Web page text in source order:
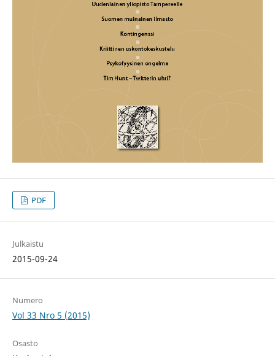
PDF
Julkaistu
2015-09-24
Numero
Vol 33 Nro 5 (2015)
Osasto